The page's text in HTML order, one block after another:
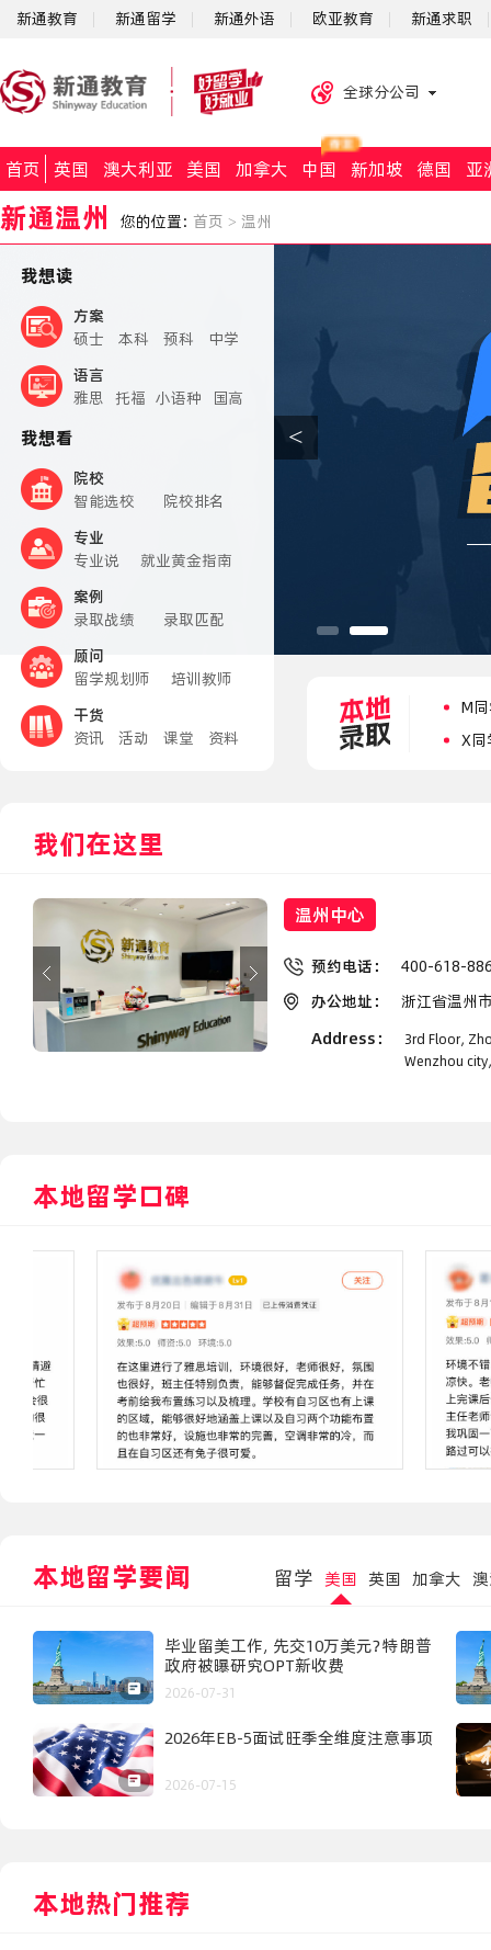
新通教育 新通留学 新通外语 欧亚教育 新通求职
全球分公司
首页 英国 澳大利亚 美国 加拿大 中国 新加坡 德国 亚
新通温州 您的位置： 首页 > 温州
<
我想读
方案
硕士
本科 预科
中学
语言
雅思 托福 小语种 国高
我想看
院校
智能选校
院校排名
专业
专业说
就业黄金指南
案例
录取战绩
录取匹配
顾问
留学规划师
培训教师
干货
资讯
活动 课堂 资料
Z同
X同
Z同
我们在这里
温州中心
预约电话：
400-618-
办公地址：
浙江省温州
Address：
3rd Floor,
Wenzhou
本地留学口碑
本地留学要闻 留学 美国 英国 加拿大
毕业留美工作，先交10万美元？特朗普
政府被曝研究OPT新收费
2026-07-31
2026年EB-5面试旺季全维度注意事项
2026-07-15
本地热门推荐